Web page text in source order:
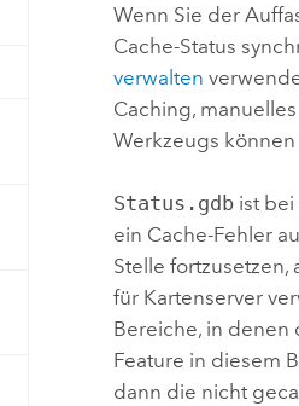
Wenn Sie der
Cache-Status
verwalten
Caching,
Werkzeugs
Status.gdb ist
ein Cache-Fehler
Stelle fortzusetzen,
für Kartenserver
Bereiche, in denen
Feature in diesem
dann die nicht